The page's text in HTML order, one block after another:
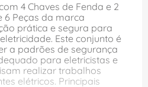
4 Chaves de Fenda e 2
6 Peças da marca
prática e segura para
Este conjunto é
a padrões de segurança
para eletricistas e
realizar trabalhos
elétricos. Principais